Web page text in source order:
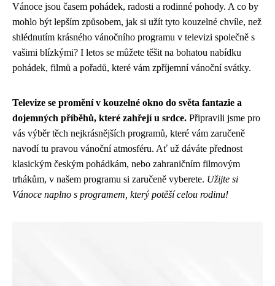
Vánoce jsou časem pohádek, radosti a rodinné pohody. A co by
mohlo být lepším způsobem, jak si užít tyto kouzelné chvíle, než
shlédnutím krásného vánočního programu v televizi společně s
vašimi blízkými? I letos se můžete těšit na bohatou nabídku
pohádek, filmů a pořadů, které vám zpříjemní vánoční svátky.
Televize se promění v kouzelné okno do světa fantazie a
dojemných příběhů, které zahřejí u srdce. Připravili jsme pro
vás výběr těch nejkrásnějších programů, které vám zaručeně
navodí tu pravou vánoční atmosféru. Ať už dáváte přednost
klasickým českým pohádkám, nebo zahraničním filmovým
trhákům, v našem programu si zaručeně vyberete. Užijte si
Vánoce naplno s programem, který potěší celou rodinu!